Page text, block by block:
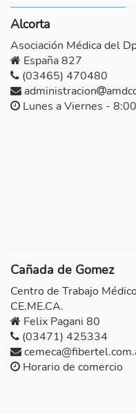
Alcorta
Asociación Médica del
España 827
(03465) 470480
administracion
Lunes a Viernes -
Cañada de Gomez
Centro de Trabajo
CE.ME.CA.
Felix Pagani 80
(03471) 425334
Horario de comercio